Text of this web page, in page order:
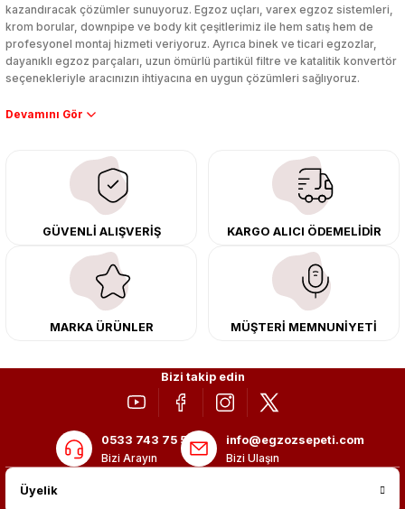
kazandıracak çözümler sunuyoruz. Egzoz uçları, varex egzoz sistemleri,
krom borular, downpipe ve body kit çeşitlerimiz ile hem satış hem de
profesyonel montaj hizmeti veriyoruz. Ayrıca binek ve ticari egzozlar,
dayanıklı egzoz parçaları, uzun ömürlü partikül filtre ve katalitik konvertör
seçenekleriyle aracınızın ihtiyacına en uygun çözümleri sağlıyoruz.
Performans artışı isteyen sürücüler için özel performans egzozları ve
çıkma orijinal ürünler ile yenileyebilir, body kit uygulamalarıyla aracınızın
tasarımını ve aerodinamisini üst seviyeye taşıyabilirsiniz.
Tüm ürünlerimiz orijinal, dayanıklı ve uzun ömürlüdür. İstanbul’daki montaj
merkezimizde profesyonel montaj yapıyor, Türkiye’nin her yerine güvenli
kargo ile teslimat gerçekleştiriyoruz. Aracınıza değer katmak için doğru
adres: Egzoz Sepeti.
GÜVENLİ ALIŞVERİŞ KARGO ALICI ÖDEMELİDİR
MARKA ÜRÜNLER MÜŞTERİ MEMNUNİYETİ
Bizi takip edin
0533 743 75 56
Bizi Arayın
info@egzozsepeti.com
Bizi Ulaşın
Üyelik